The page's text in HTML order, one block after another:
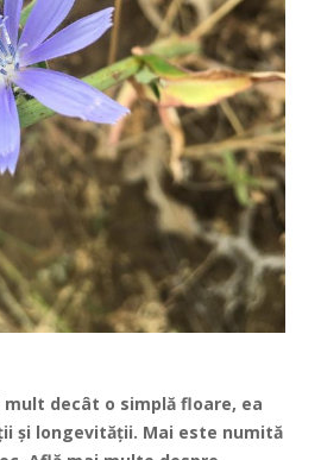
decât o simplă floare, ea
ii și longevității. Mai este numită